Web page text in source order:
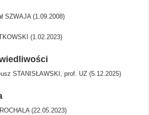
SZWAJA (1.09.2008)
(1.02.2023)
STANISŁAWSKI, prof. UZ (5.12.2025)
(22.05.2023)